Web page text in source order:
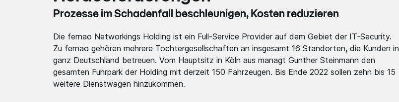
Prozesse im Schadenfall beschleunigen, Kosten reduzieren
Die fernao Networkings Holding ist ein Full-Service Provider auf dem Gebiet der IT-Security.
Zu fernao gehören mehrere Tochtergesellschaften an insgesamt 16 Standorten, die Kunden in
ganz Deutschland betreuen. Vom Hauptsitz in Köln aus managt Gunther Steinmann den
gesamten Fuhrpark der Holding mit derzeit 150 Fahrzeugen. Bis Ende 2022 sollen zehn bis 15
weitere Dienstwagen hinzukommen.